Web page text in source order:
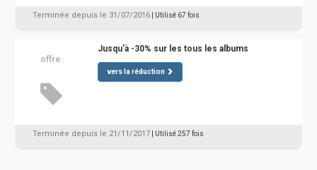
Terminée depuis le 31/07/2016 | Utilisé 67 fois
offre
Jusqu'à -30% sur les tous les albums
vers la réduction
Terminée depuis le 21/11/2017 | Utilisé 257 fois